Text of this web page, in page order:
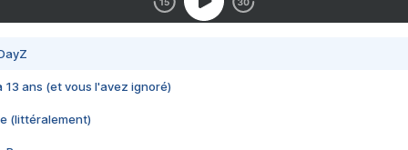
13 ans (et vous l'avez ignoré)
(littéralement)